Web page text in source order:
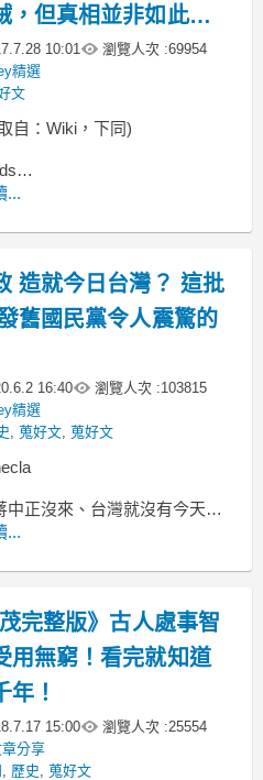
，但真相並非如此…
10:01 瀏覽人次 :69954
精選
文
自：Wiki，下同)
一秒想到《二十一條要求》、
...
造就今日台灣？ 這批
舊國民黨令人震驚的
16:40 瀏覽人次 :103815
精選
, 蒐好文, 蒐好文
中正沒來、台灣就沒有今天」
討論串，
有集團在操作。
...
完整版》古人處事智
用無窮！看完就知道
年！
15:00 瀏覽人次 :25554
分享
, 歷史, 蒐好文